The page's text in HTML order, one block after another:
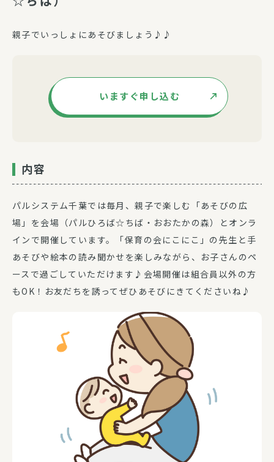
親子でいっしょにあそびましょう♪♪
いますぐ申し込む
内容
パルシステム千葉では毎月、親子で楽しむ「あそびの広
場」を会場（パルひろば☆ちば・おおたかの森）とオンラ
インで開催しています。「保育の会にこにこ」の先生と手
あそびや絵本の読み聞かせを楽しみながら、お子さんのペ
ースで過ごしていただけます♪会場開催は組合員以外の方
もOK！お友だちを誘ってぜひあそびにきてくださいね♪